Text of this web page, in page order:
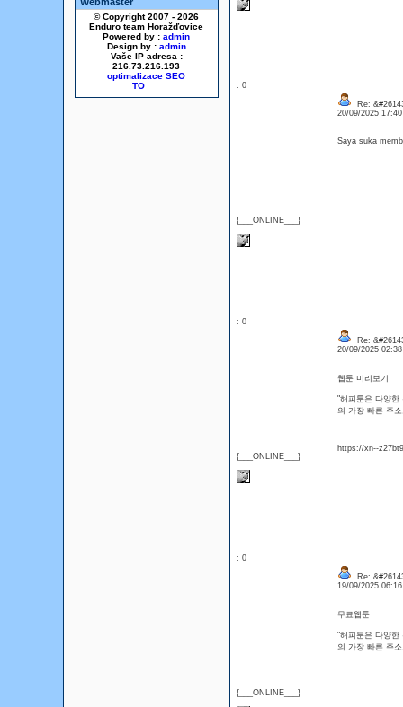
© Copyright 2007 - 2026
Enduro team Horažďovice
Powered by : admin
Design by : admin
Vaše IP adresa :
216.73.216.193
optimalizace SEO
: 0
{___ONLINE___}
Re:
20/09/2025
Saya suka
: 0
{___ONLINE___}
Re:
20/09/2025
웹툰 미리보기
"해피툰은 다양한
의 가장 빠른 주
https://xn--
: 0
{___ONLINE___}
Re:
19/09/2025
무료웹툰
"해피툰은 다양한
의 가장 빠른 주